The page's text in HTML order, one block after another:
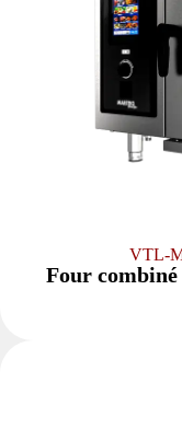
VTL-
Four